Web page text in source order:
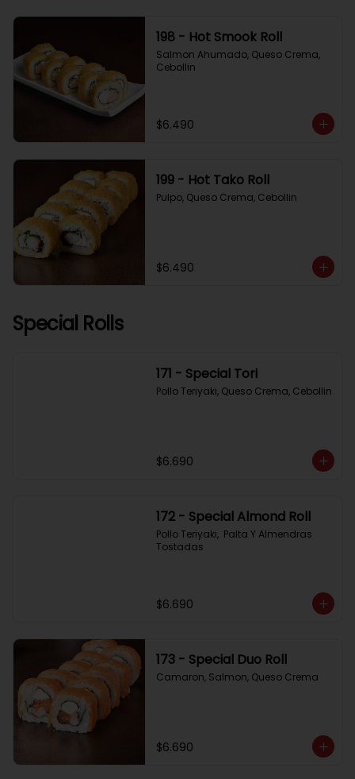
198 - Hot Smook Roll
Salmon Ahumado, Queso Crema,
Cebollin
$6.490
199 - Hot Tako Roll
Pulpo, Queso Crema, Cebollin
$6.490
Special Rolls
171 - Special Tori
Pollo Teriyaki, Queso Crema, Cebollin
$6.690
172 - Special Almond Roll
Pollo Teriyaki,  Palta Y Almendras
Tostadas
$6.690
173 - Special Duo Roll
Camaron, Salmon, Queso Crema
$6.690